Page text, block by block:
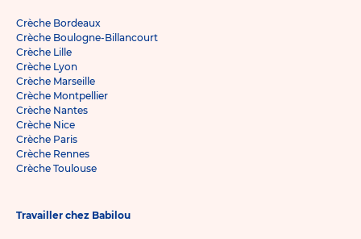
Crèche Bordeaux
Crèche Boulogne-Billancourt
Crèche Lille
Crèche Lyon
Crèche Marseille
Crèche Montpellier
Crèche Nantes
Crèche Nice
Crèche Paris
Crèche Rennes
Crèche Toulouse
Travailler chez Babilou